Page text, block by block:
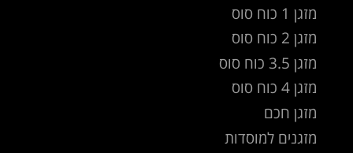
מזגן 1 כוח סוס
מזגן 2 כוח סוס
מזגן 3.5 כוח סוס
מזגן 4 כוח סוס
מזגן חכם
מזגנים למוסדות